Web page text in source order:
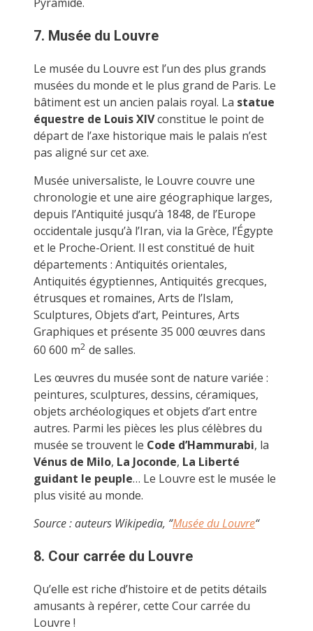
7. Musée du Louvre
Le musée du Louvre est l’un des plus grands
musées du monde et le plus grand de Paris. Le
bâtiment est un ancien palais royal. La statue
équestre de Louis XIVconstitue le point de
départ de l’axe historique mais le palais n’est
pas aligné sur cet axe.
Musée universaliste, le Louvre couvre une
chronologie et une aire géographique larges,
depuis l’Antiquité jusqu’à 1848, de l’Europe
occidentale jusqu’à l’Iran, via la Grèce, l’Égypte
et le Proche-Orient. Il est constitué de huit
départements : Antiquités orientales,
Antiquités égyptiennes, Antiquités grecques,
étrusques et romaines, Arts de l’Islam,
Sculptures, Objets d’art, Peintures, Arts
Graphiques et présente 35 000 œuvres dans
60 600 m2 de salles.
Les œuvres du musée sont de nature variée :
peintures, sculptures, dessins, céramiques,
objets archéologiques et objets d’art entre
autres. Parmi les pièces les plus célèbres du
musée se trouvent le Code d’Hammurabi, la
Vénus de Milo, La Joconde, La Liberté
guidant le peuple… Le Louvre est le musée le
plus visité au monde.
Source : auteurs Wikipedia, “Musée du Louvre“
8. Cour carrée du Louvre
Qu’elle est riche d’histoire et de petits détails
amusants à repérer, cette Cour carrée du
Louvre !